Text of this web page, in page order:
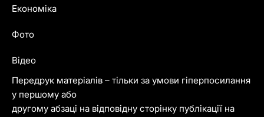
Передрук матеріалів – тільки за умови гіперпосилання
у першому або
другому абзаці на відповідну сторінку публікації на
Економіка
Фото
Відео